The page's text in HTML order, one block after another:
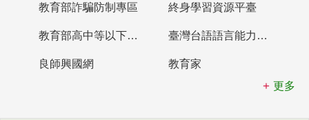
教育部詐騙防制專區 終身學習資源平臺
教育部高中等以下學校及幼兒園教師資格檢定考試 臺灣台語語言能力認證網站
良師興國網
教育家
更多